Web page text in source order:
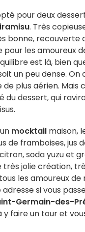
pour deux
. Très
bonne, recouverte
pour les amoureux
est là, bien
un peu dense.
de plus aérien. Mais
du dessert, qui
mocktail maison,
de framboises, jus
soda yuzu et
très jolie création,
les amoureux de
si vous
Germain-des-
y faire un tour et